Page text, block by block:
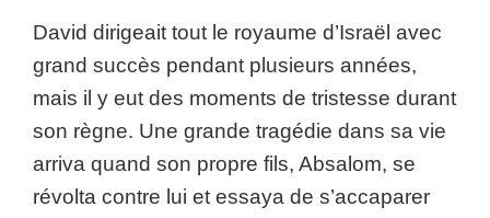
David dirigeait tout le royaume d’Israël avec
grand succès pendant plusieurs années,
mais il y eut des moments de tristesse durant
son règne. Une grande tragédie dans sa vie
arriva quand son propre fils, Absalom, se
révolta contre lui et essaya de s’accaparer